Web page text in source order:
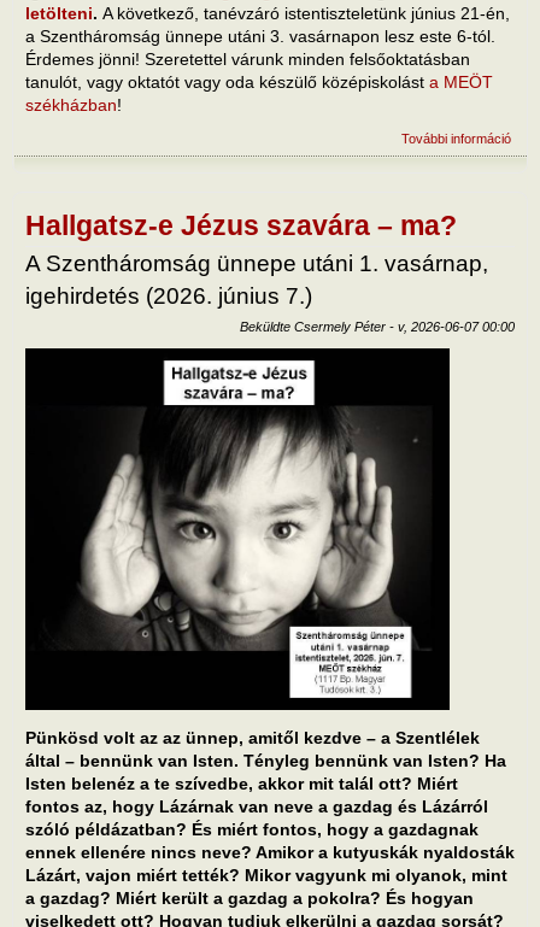
letölteni. A következő, tanévzáró istentiszteletünk június 21-én,
a Szentháromság ünnepe utáni 3. vasárnapon lesz este 6-tól.
Érdemes jönni! Szeretettel várunk minden felsőoktatásban
tanulót, vagy oktatót vagy oda készülő középiskolást a MEÖT
székházban!
További információ
a te
Hallgatsz-e Jézus szavára – ma?
A Szentháromság ünnepe utáni 1. vasárnap,
igehirdetés (2026. június 7.)
Beküldte Csermely Péter - v, 2026-06-07 00:00
Pünkösd volt az az ünnep, amitől kezdve – a Szentlélek
által – bennünk van Isten. Tényleg bennünk van Isten? Ha
Isten belenéz a te szívedbe, akkor mit talál ott? Miért
fontos az, hogy Lázárnak van neve a gazdag és Lázárról
szóló példázatban? És miért fontos, hogy a gazdagnak
ennek ellenére nincs neve? Amikor a kutyuskák nyaldosták
Lázárt, vajon miért tették? Mikor vagyunk mi olyanok, mint
a gazdag? Miért került a gazdag a pokolra? És hogyan
viselkedett ott? Hogyan tudjuk elkerülni a gazdag sorsát?